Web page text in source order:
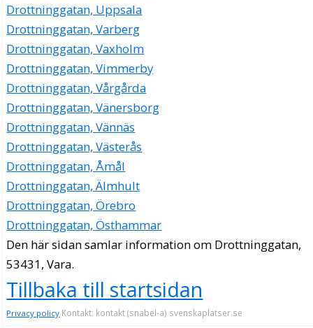
Drottninggatan, Uppsala
Drottninggatan, Varberg
Drottninggatan, Vaxholm
Drottninggatan, Vimmerby
Drottninggatan, Vårgårda
Drottninggatan, Vänersborg
Drottninggatan, Vännäs
Drottninggatan, Västerås
Drottninggatan, Åmål
Drottninggatan, Älmhult
Drottninggatan, Örebro
Drottninggatan, Östhammar
Den här sidan samlar information om Drottninggatan,
53431, Vara.
Tillbaka till startsidan
Privacy policy Kontakt: kontakt (snabel-a) svenskaplatser.se